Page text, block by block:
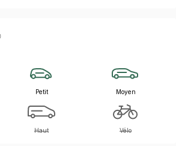
Petit Moyen
Haut Vélo